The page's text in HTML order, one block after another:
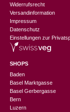
Widerrufsrecht
Versandinformation
Impressum
Datenschutz
Einstellungen zur
SHOPS
Baden
Basel Marktgasse
Basel Gerbergasse
Bern
Luzern